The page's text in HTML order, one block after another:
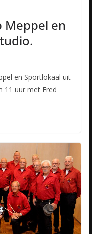
Meppel en
en Sportlokaal uit
11 uur met Fred